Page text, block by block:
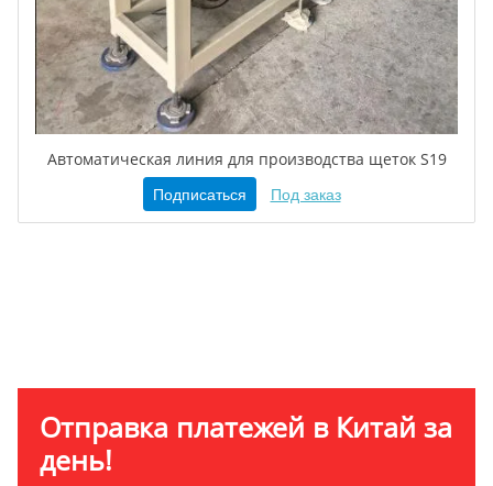
Автоматическая линия для производства щеток S19
Подписаться Под заказ
Отправка платежей в Китай за
день!